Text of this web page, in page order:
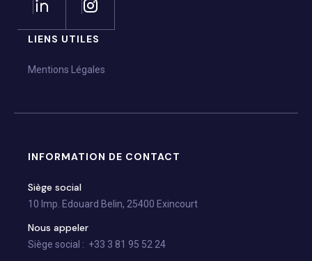
LIENS UTILES
Mentions Légales
INFORMATION DE CONTACT
Siège social
10 Imp. Edouard Belin, 25400 Exincourt
Nous appeler
Siège social : +33 3 81 95 52 24